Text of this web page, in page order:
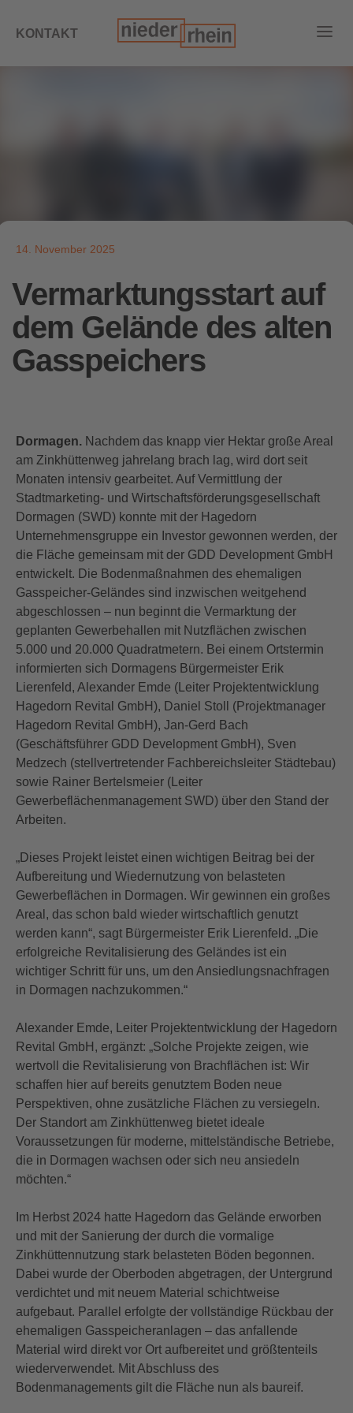
KONTAKT
14. November 2025
Vermarktungsstart auf
dem Gelände des alten
Gasspeichers
Dormagen. Nachdem das knapp vier Hektar große Areal
am Zinkhüttenweg jahrelang brach lag, wird dort seit
Monaten intensiv gearbeitet. Auf Vermittlung der
Stadtmarketing- und Wirtschaftsförderungsgesellschaft
Dormagen (SWD) konnte mit der Hagedorn
Unternehmensgruppe ein Investor gewonnen werden, der
die Fläche gemeinsam mit der GDD Development GmbH
entwickelt. Die Bodenmaßnahmen des ehemaligen
Gasspeicher-Geländes sind inzwischen weitgehend
abgeschlossen – nun beginnt die Vermarktung der
geplanten Gewerbehallen mit Nutzflächen zwischen
5.000 und 20.000 Quadratmetern. Bei einem Ortstermin
informierten sich Dormagens Bürgermeister Erik
Lierenfeld, Alexander Emde (Leiter Projektentwicklung
Hagedorn Revital GmbH), Daniel Stoll (Projektmanager
Hagedorn Revital GmbH), Jan-Gerd Bach
(Geschäftsführer GDD Development GmbH), Sven
Medzech (stellvertretender Fachbereichsleiter Städtebau)
sowie Rainer Bertelsmeier (Leiter
Gewerbeflächenmanagement SWD) über den Stand der
Arbeiten.
„Dieses Projekt leistet einen wichtigen Beitrag bei der
Aufbereitung und Wiedernutzung von belasteten
Gewerbeflächen in Dormagen. Wir gewinnen ein großes
Areal, das schon bald wieder wirtschaftlich genutzt
werden kann“, sagt Bürgermeister Erik Lierenfeld. „Die
erfolgreiche Revitalisierung des Geländes ist ein
wichtiger Schritt für uns, um den Ansiedlungsnachfragen
in Dormagen nachzukommen.“
Alexander Emde, Leiter Projektentwicklung der Hagedorn
Revital GmbH, ergänzt: „Solche Projekte zeigen, wie
wertvoll die Revitalisierung von Brachflächen ist: Wir
schaffen hier auf bereits genutztem Boden neue
Perspektiven, ohne zusätzliche Flächen zu versiegeln.
Der Standort am Zinkhüttenweg bietet ideale
Voraussetzungen für moderne, mittelständische Betriebe,
die in Dormagen wachsen oder sich neu ansiedeln
möchten.“
Im Herbst 2024 hatte Hagedorn das Gelände erworben
und mit der Sanierung der durch die vormalige
Zinkhüttennutzung stark belasteten Böden begonnen.
Dabei wurde der Oberboden abgetragen, der Untergrund
verdichtet und mit neuem Material schichtweise
aufgebaut. Parallel erfolgte der vollständige Rückbau der
ehemaligen Gasspeicheranlagen – das anfallende
Material wird direkt vor Ort aufbereitet und größtenteils
wiederverwendet. Mit Abschluss des
Bodenmanagements gilt die Fläche nun als baureif.